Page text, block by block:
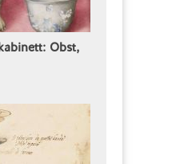
Obst,